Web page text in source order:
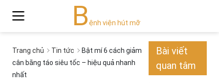
Bệnh viện hút mỡ
Trang chủ Tin tức
Bật mí 6 cách giảm
cân bằng táo siêu tốc – hiệu quả nhanh
nhất
Bài viết
quan tâm